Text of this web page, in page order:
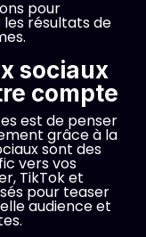
pour
résultats de
sociaux
compte
est de penser
grâce à la
sont des
vers vos
TikTok et
pour teaser
audience et